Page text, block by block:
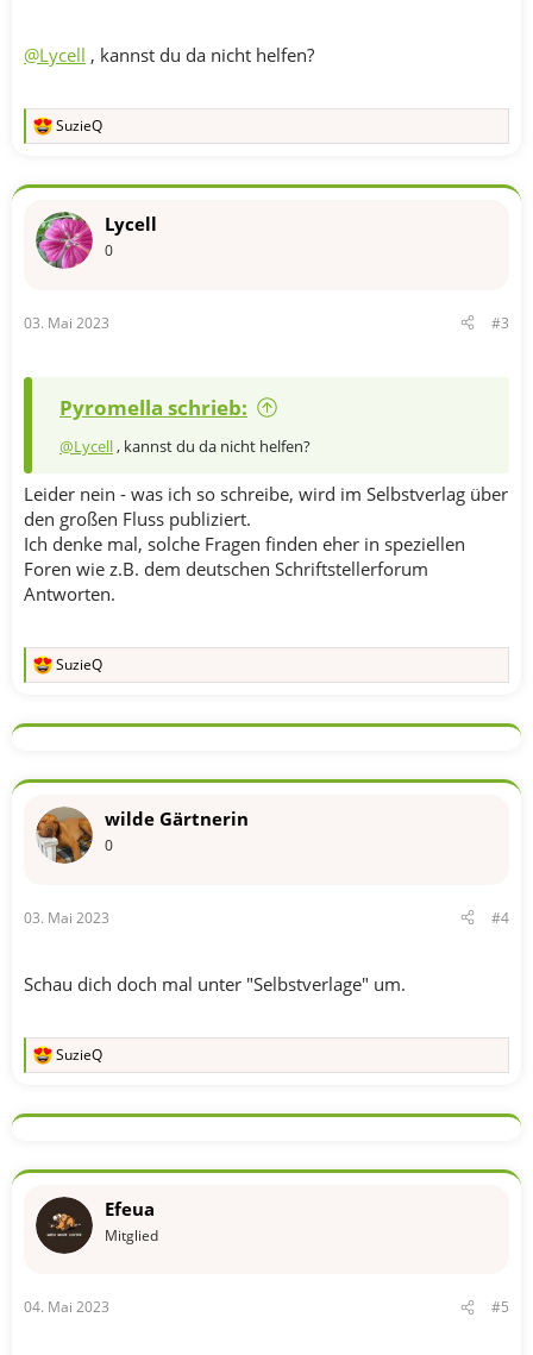
@Lycell , kannst du da nicht helfen?
R
k
o
:
SuzieQ
Lycell
0
03. Mai 2023 #3
Pyromella schrieb:
@Lycell , kannst du da nicht helfen?
Leider nein - was ich so schreibe, wird im Selbstverlag über
den großen Fluss publiziert.
Ich denke mal, solche Fragen finden eher in speziellen
Foren wie z.B. dem deutschen Schriftstellerforum
Antworten.
R
k
o
e
n
SuzieQ
wilde Gärtnerin
0
03. Mai 2023 #4
Schau dich doch mal unter "Selbstverlage" um.
R
k
o
e
n
SuzieQ
Efeua
Mitglied
04. Mai 2023 #5